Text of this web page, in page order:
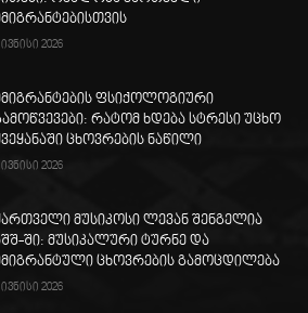
ივნისი 2026
ფსიქოლოგიური
რატომ ხდება სტრესი უცხო
ცხოვრების ნაწილი
ივნისი 2026
მუსიკოსი ლევან შენგელია
ში: მუსიკალური ტურნე და
ცხოვრების გამოცდილება
ივნისი 2026